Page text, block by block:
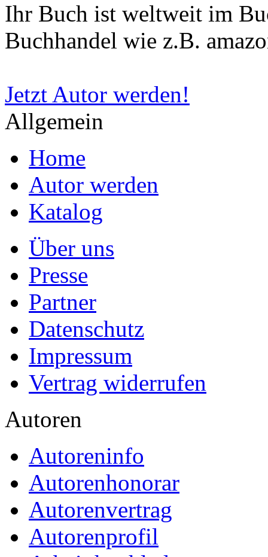
Weltweit im Buchhandel
Ihr Buch ist weltweit im
Jetzt Autor werden!
Allgemein
Home
Autor werden
Katalog
Über uns
Presse
Partner
Datenschutz
Impressum
Vertrag widerrufen
Autoren
Autoreninfo
Autorenhonorar
Autorenvertrag